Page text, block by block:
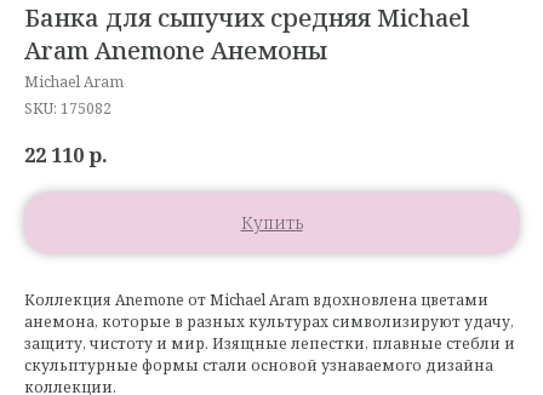
Банка для сыпучих средняя Michael
Aram Anemone Анемоны
Michael Aram
SKU: 175082
22 110р.
Купить
Коллекция Anemone от Michael Aram вдохновлена цветами
анемона, которые в разных культурах символизируют удачу,
защиту, чистоту и мир. Изящные лепестки, плавные стебли и
скульптурные формы стали основой узнаваемого дизайна
коллекции.